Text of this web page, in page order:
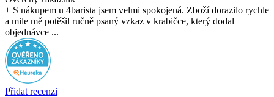
+ S nákupem u 4barista jsem velmi spokojená. Zboží dorazilo rychle
a mile mě potěšil ručně psaný vzkaz v krabičce, který dodal
objednávce ...
Přidat recenzi